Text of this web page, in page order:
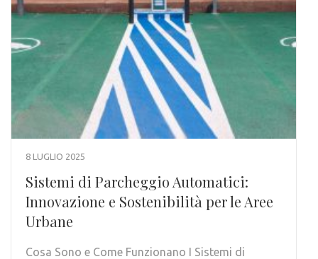
8 LUGLIO 2025
Sistemi di Parcheggio Automatici:
Innovazione e Sostenibilità per le Aree
Urbane
Cosa Sono e Come Funzionano I Sistemi di